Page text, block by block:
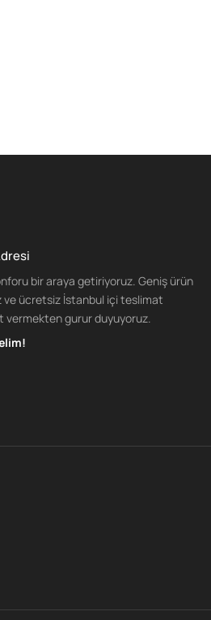
bir araya getiriyoruz. Geniş ürün
ve ücretsiz İstanbul içi teslimat
vermekten gurur duyuyoruz.